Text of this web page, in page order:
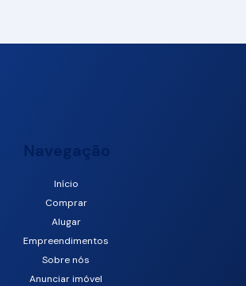
Navegação
Início
Comprar
Alugar
Empreendimentos
Sobre nós
Anunciar imóvel